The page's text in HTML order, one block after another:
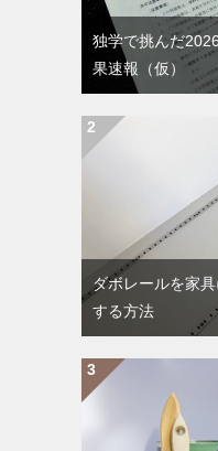
独学で挑んだ
果速報（仮）
ダボレールを家
する方法